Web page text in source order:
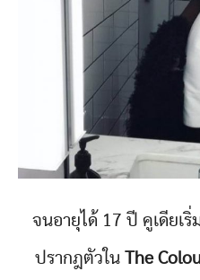
จนอายุได้ 17 ปี คูเดียเริ่
ปรากฎตัวใน The